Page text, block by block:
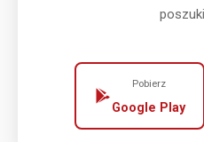
Pobierz
Google Play